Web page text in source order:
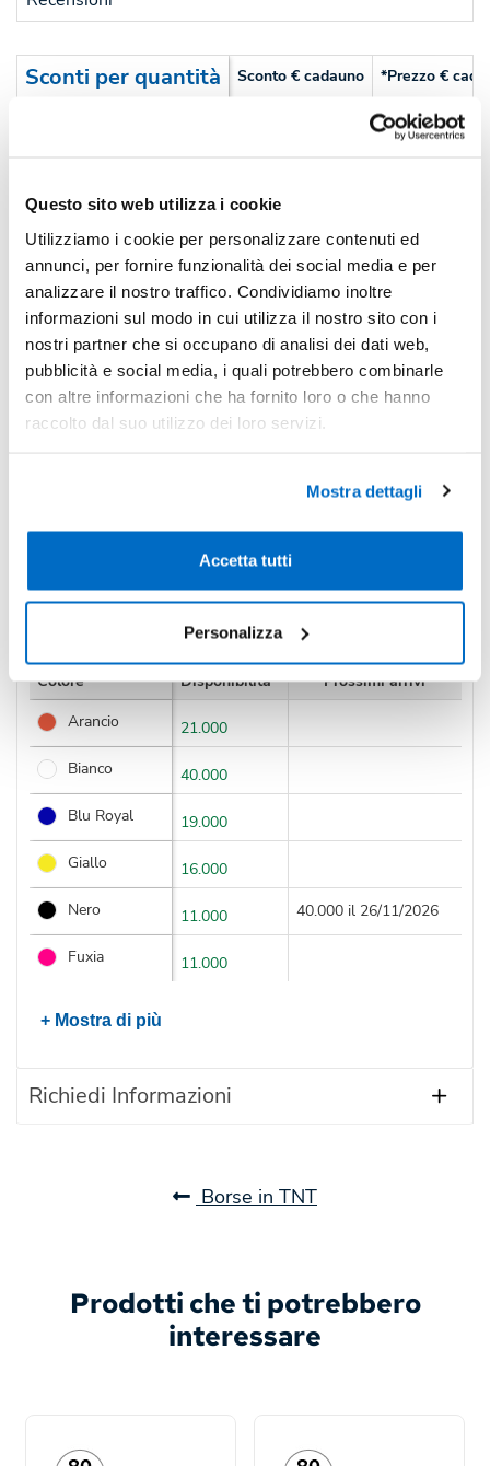
Questo sito web utilizza i cookie
Utilizziamo i cookie per personalizzare contenuti ed
annunci, per fornire funzionalità dei social media e per
analizzare il nostro traffico. Condividiamo inoltre
informazioni sul modo in cui utilizza il nostro sito con i
nostri partner che si occupano di analisi dei dati web,
pubblicità e social media, i quali potrebbero combinarle
con altre informazioni che ha fornito loro o che hanno
raccolto dal suo utilizzo dei loro servizi.
Mostra dettagli
Accetta tutti
Personalizza
Sconti per quantità Sconto € cadauno *Prezzo €
€ 0,34
Pezzi 1000 -30%
Pezzi 2000 -35% € 0,22
*Prezzi prodotto per quantità merce neutra e prezzi IVA
Non trovi la quantità in tabella? Calcola il preventivo
Quantità consigliata
2000pz. Prezzo unitario:€ 0,27 IVA incl.
Condividi
Disponibilità
Colore Disponibilità
Prossimi arrivi
Arancio
21.000
Bianco
40.000
Blu Royal
19.000
Giallo
16.000
Nero
11.000 40.000 il 26/11/2026
Fuxia 11.000
+ Mostra di più
Richiedi Informazioni
Borse in TNT
Prodotti che ti potrebbero
interessare